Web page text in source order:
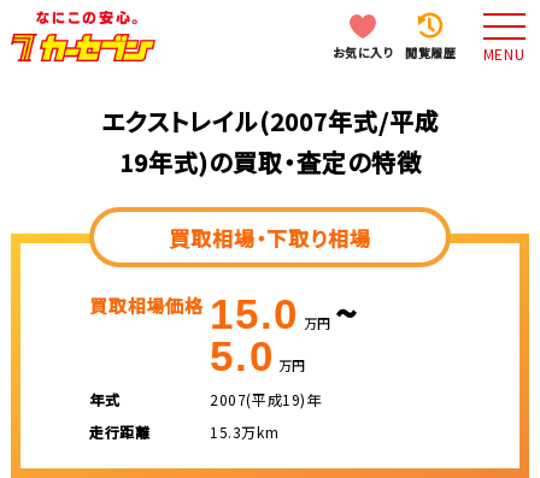
お気に入り 閲覧履歴 MENU
エクストレイル(2007年式/平成
19年式)の買取・査定の特徴
買取相場・下取り相場
買取相場価格 15.0 万円 ~
5.0 万円
年式
2007(平成19)年
走行距離
15.3万km